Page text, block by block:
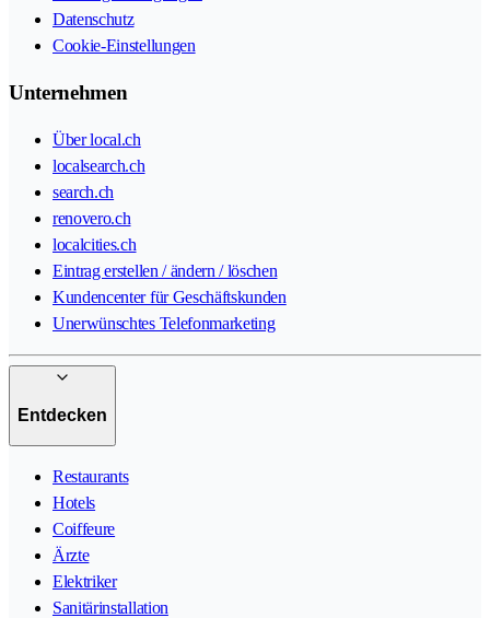
Datenschutz
Cookie-Einstellungen
Unternehmen
Über local.ch
localsearch.ch
search.ch
renovero.ch
localcities.ch
Eintrag erstellen / ändern / löschen
Kundencenter für Geschäftskunden
Unerwünschtes Telefonmarketing
Entdecken
Restaurants
Hotels
Coiffeure
Ärzte
Elektriker
Sanitärinstallation